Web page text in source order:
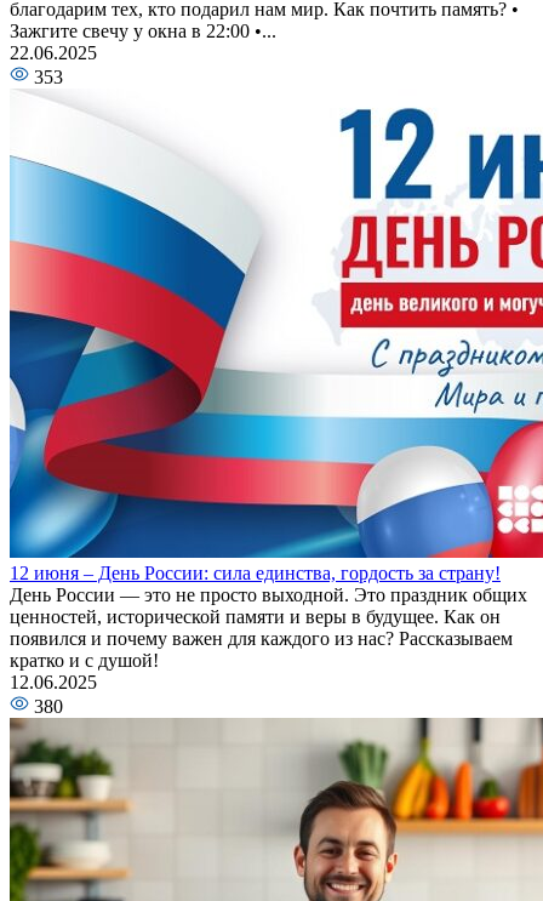
благодарим тех, кто подарил нам мир. Как почтить память? •
Зажгите свечу у окна в 22:00 •...
22.06.2025
353
12 июня – День России: сила единства, гордость за страну!
День России — это не просто выходной. Это праздник общих
ценностей, исторической памяти и веры в будущее. Как он
появился и почему важен для каждого из нас? Рассказываем
кратко и с душой!
12.06.2025
380